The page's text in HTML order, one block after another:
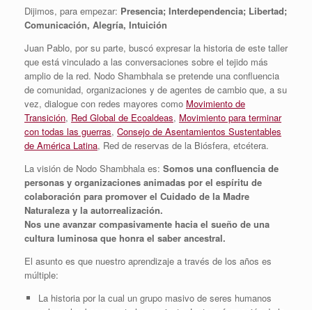
Dijimos, para empezar: Presencia; Interdependencia; Libertad;
Comunicación, Alegría, Intuición
Juan Pablo, por su parte, buscó expresar la historia de este taller
que está vinculado a las conversaciones sobre el tejido más
amplio de la red. Nodo Shambhala se pretende una confluencia
de comunidad, organizaciones y de agentes de cambio que, a su
vez, dialogue con redes mayores como Movimiento de
Transición, Red Global de Ecoaldeas, Movimiento para terminar
con todas las guerras, Consejo de Asentamientos Sustentables
de América Latina, Red de reservas de la Biósfera, etcétera.
La visión de Nodo Shambhala es: Somos una confluencia de
personas y organizaciones animadas por el espíritu de
colaboración para promover el Cuidado de la Madre
Naturaleza y la autorrealización.
Nos une avanzar compasivamente hacia el sueño de una
cultura luminosa que honra el saber ancestral.
El asunto es que nuestro aprendizaje a través de los años es
múltiple:
La historia por la cual un grupo masivo de seres humanos